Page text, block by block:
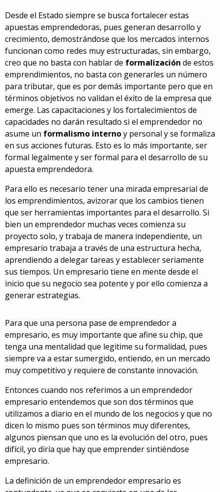
Desde el Estado siempre se busca fortalecer estas
apuestas emprendedoras, pues generan desarrollo y
crecimiento, demostrándose que los mercados internos
funcionan como redes muy estructuradas, sin embargo,
creo que no basta con hablar de formalización de estos
emprendimientos, no basta con generarles un número
para tributar, que es por demás importante pero que en
términos objetivos no validan el éxito de la empresa que
emerge. Las capacitaciones y los fortalecimientos de
capacidades no darán resultado si el emprendedor no
asume un formalismo internoy personal y se formaliza
en sus acciones futuras. Esto es lo más importante, ser
formal legalmente y ser formal para el desarrollo de su
apuesta emprendedora.
Para ello es necesario tener una mirada empresarial de
los emprendimientos, avizorar que los cambios tienen
que ser herramientas importantes para el desarrollo. Si
bien un emprendedor muchas veces comienza su
proyecto solo, y trabaja de manera independiente, un
empresario trabaja a través de una estructura hecha,
aprendiendo a delegar tareas y establecer seriamente
sus tiempos. Un empresario tiene en mente desde el
inicio que su negocio sea potente y por ello comienza a
generar estrategias.
Para que una persona pase de emprendedor a
empresario, es muy importante que afine su chip, que
tenga una mentalidad que legitime su formalidad, pues
siempre va a estar sumergido, entiendo, en un mercado
muy competitivo y requiere de constante innovación.
Entonces cuando nos referimos a un emprendedor
empresario entendemos que son dos términos que
utilizamos a diario en el mundo de los negocios y que no
dicen lo mismo pues son términos muy diferentes,
algunos piensan que uno es la evolución del otro, pues
difícil, yo diría que hay que emprender sintiéndose
empresario.
La definición de un emprendedor empresario es